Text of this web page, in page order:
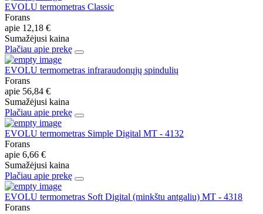
EVOLU termometras Classic
Forans
apie 12,18 €
Sumažėjusi kaina
Plačiau apie prekę
EVOLU termometras infraraudonųjų spindulių
Forans
apie 56,84 €
Sumažėjusi kaina
Plačiau apie prekę
EVOLU termometras Simple Digital MT - 4132
Forans
apie 6,66 €
Sumažėjusi kaina
Plačiau apie prekę
EVOLU termometras Soft Digital (minkštu antgaliu) MT - 4318
Forans